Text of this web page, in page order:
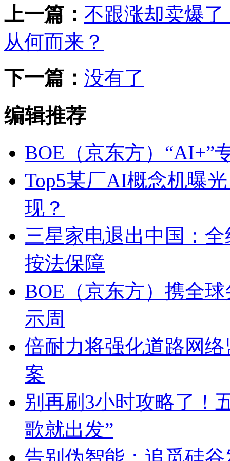
上一篇： 不跟涨却卖爆了
从何而来？
下一篇： 没有了
编辑推荐
BOE（京东方）“AI+”
Top5某厂AI概念机曝
现？
三星家电退出中国：
按法保障
BOE（京东方）携全
示周
倍耐力将强化道路网
案
别再刷3小时攻略了！
歌就出发”